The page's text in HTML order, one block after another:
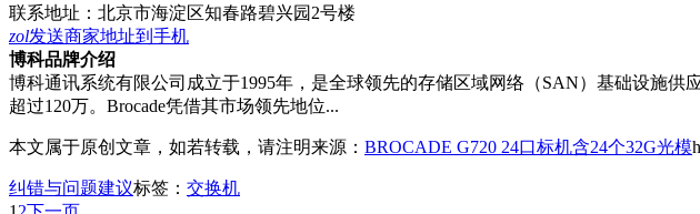
联系地址： 北京市海淀区知春路碧兴园2号楼
zol发送商家地址到手机
博科品牌介绍
博科通讯系统有限公司成立于1995年，是全球领先的存储区域网络（SAN）基础设施
超过120万。Brocade凭借其市场领先地位...
本文属于原创文章，如若转载，请注明来源： BROCADE G720 24口标机含24个32G光模
纠错与问题建议标签： 交换机